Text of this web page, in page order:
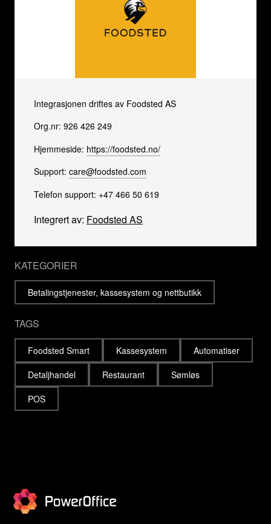
Integrasjonen driftes av Foodsted AS
Org.nr: 926 426 249
Hjemmeside: https://foodsted.no/
Support: care@foodsted.com
Telefon support: +47 466 50 619
Integrert av: Foodsted AS
KATEGORIER
Betalingstjenester, kassesystem og nettbutikk
TAGS
Foodsted Smart Kassesystem
Automatiser
Detaljhandel
Restaurant
Sømløs
POS